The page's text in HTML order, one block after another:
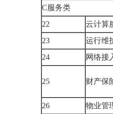
C服务类
22
云计算
23
运行维
24
网络接
25 财产保
26 物业管